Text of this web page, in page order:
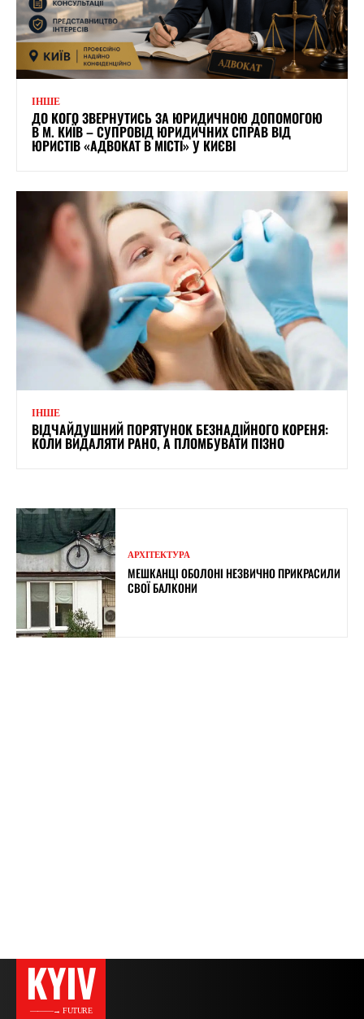
ІНШЕ
ДО КОГО ЗВЕРНУТИСЬ ЗА ЮРИДИЧНОЮ ДОПОМОГОЮ
В М. КИЇВ – СУПРОВІД ЮРИДИЧНИХ СПРАВ ВІД
ЮРИСТІВ «АДВОКАТ В МІСТІ» У КИЄВІ
ІНШЕ
ВІДЧАЙДУШНИЙ ПОРЯТУНОК БЕЗНАДІЙНОГО КОРЕНЯ:
КОЛИ ВИДАЛЯТИ РАНО, А ПЛОМБУВАТИ ПІЗНО
АРХІТЕКТУРА
МЕШКАНЦІ ОБОЛОНІ НЕЗВИЧНО ПРИКРАСИЛИ
СВОЇ БАЛКОНИ
KYIV
———→ FUTURE